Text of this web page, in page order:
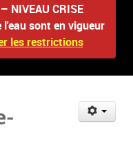
NIVEAU CRISE
sont en vigueur
les restrictions